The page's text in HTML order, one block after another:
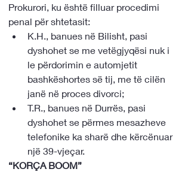
Prokurori, ku është filluar procedimi
penal për shtetasit:
K.H., banues në Bilisht, pasi
dyshohet se me vetëgjyqësi nuk i
le përdorimin e automjetit
bashkëshortes së tij, me të cilën
janë në proces divorci;
T.R., banues në Durrës, pasi
dyshohet se përmes mesazheve
telefonike ka sharë dhe kërcënuar
një 39-vjeçar.
“KORÇA BOOM”